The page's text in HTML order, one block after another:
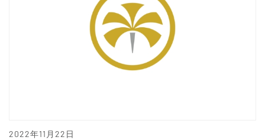
2022年11月22日